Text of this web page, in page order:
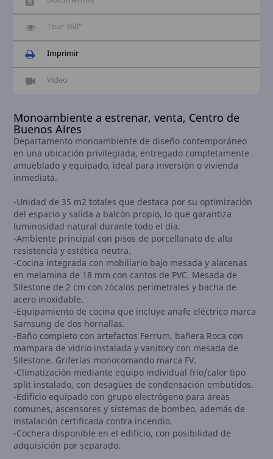
Tour 360°
Imprimir
Video
Monoambiente a estrenar, venta, Centro de
Buenos Aires
Departamento monoambiente de diseño contemporáneo
en una ubicación privilegiada, entregado completamente
amueblado y equipado, ideal para inversión o vivienda
inmediata.
-Unidad de 35 m2 totales que destaca por su optimización
del espacio y salida a balcón propio, lo que garantiza
luminosidad natural durante todo el día.
-Ambiente principal con pisos de porcellanato de alta
resistencia y estética neutra.
-Cocina integrada con mobiliario bajo mesada y alacenas
en melamina de 18 mm con cantos de PVC. Mesada de
Silestone de 2 cm con zócalos perimetrales y bacha de
acero inoxidable.
-Equipamiento de cocina que incluye anafe eléctrico marca
Samsung de dos hornallas.
-Baño completo con artefactos Ferrum, bañera Roca con
mampara de vidrio instalada y vanitory con mesada de
Silestone. Griferías monocomando marca FV.
-Climatización mediante equipo individual frío/calor tipo
split instalado, con desagües de condensación embutidos.
-Edificio equipado con grupo electrógeno para áreas
comunes, ascensores y sistemas de bombeo, además de
instalación certificada contra incendio.
-Cochera disponible en el edificio, con posibilidad de
adquisición por separado.